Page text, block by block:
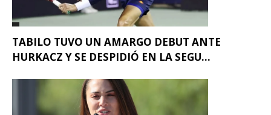
TABILO TUVO UN AMARGO DEBUT ANTE
HURKACZ Y SE DESPIDIÓ EN LA SEGU...